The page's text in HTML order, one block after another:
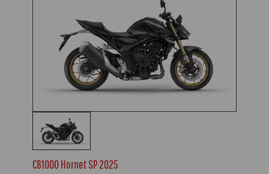
CB1000 Hornet SP 2025